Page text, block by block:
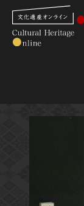
作品一覧